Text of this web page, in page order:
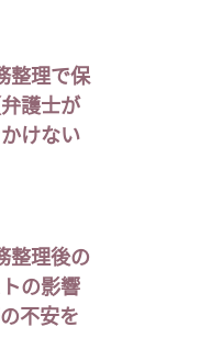
整理で保
護士が
けない
整理後の
の影響
不安を